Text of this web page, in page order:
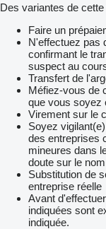
Des variantes de
Faire un
N'effectuez pas
confirmant le
suspect au
Transfert de
Méfiez-vous de
que vous soyez
Virement sur le
Soyez
des entreprises
mineures dans
doute sur le
Substitution de
entreprise réelle
Avant
indiquées sont
indiquée.